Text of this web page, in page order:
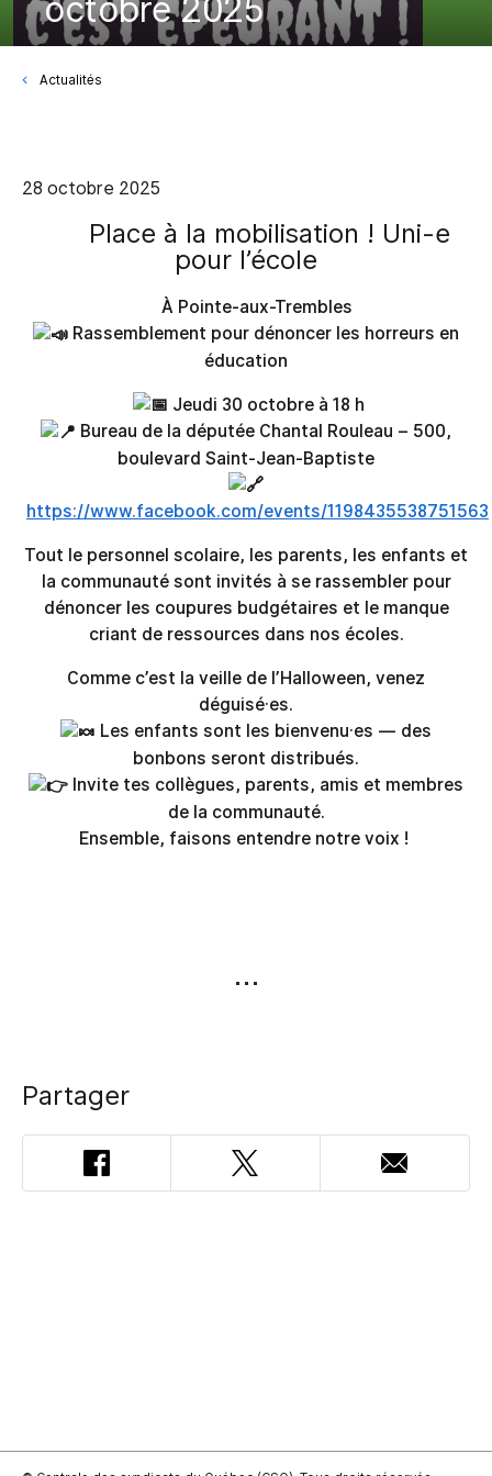
octobre 2025
Actualités
28 octobre 2025
Place à la mobilisation ! Uni-e
pour l’école
À Pointe-aux-Trembles
Rassemblement pour dénoncer les horreurs en
éducation
Jeudi 30 octobre à 18 h
Bureau de la députée Chantal Rouleau – 500,
boulevard Saint-Jean-Baptiste
https://www.facebook.com/events/1198435538751563
Tout le personnel scolaire, les parents, les enfants et
la communauté sont invités à se rassembler pour
dénoncer les coupures budgétaires et le manque
criant de ressources dans nos écoles.
Comme c’est la veille de l’Halloween, venez
déguisé·es.
Les enfants sont les bienvenu·es — des
bonbons seront distribués.
Invite tes collègues, parents, amis et membres
de la communauté.
Ensemble, faisons entendre notre voix !
Partager
Facebook Twitter
Adresse
courriel